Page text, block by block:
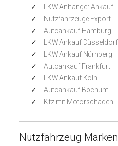
LKW Anhänger Ankauf
Nutzfahrzeuge Export
Autoankauf Hamburg
LKW Ankauf Düsseldorf
LKW Ankauf Nürnberg
Autoankauf Frankfurt
LKW Ankauf Köln
Autoankauf Bochum
Kfz mit Motorschaden
Nutzfahrzeug Marken